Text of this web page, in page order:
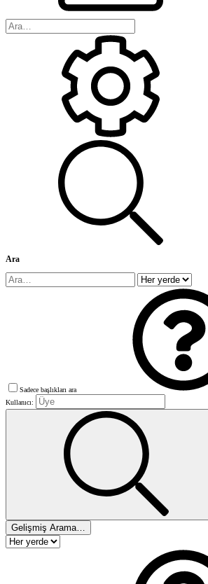
Ara
Sadece başlıkları ara
Kullanıcı:
Gelişmiş Arama…